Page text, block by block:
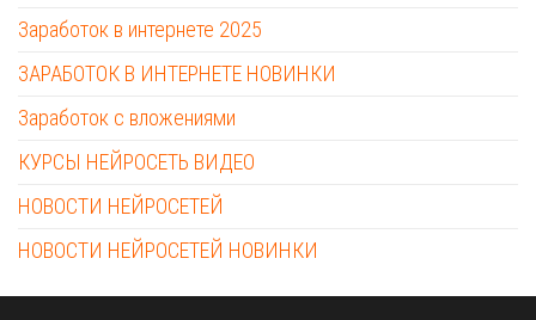
Заработок в интернете 2025
ЗАРАБОТОК В ИНТЕРНЕТЕ НОВИНКИ
Заработок с вложениями
КУРСЫ НЕЙРОСЕТЬ ВИДЕО
НОВОСТИ НЕЙРОСЕТЕЙ
НОВОСТИ НЕЙРОСЕТЕЙ НОВИНКИ